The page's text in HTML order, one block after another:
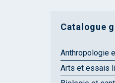
Catalogue
Anthropologie
Arts et essais